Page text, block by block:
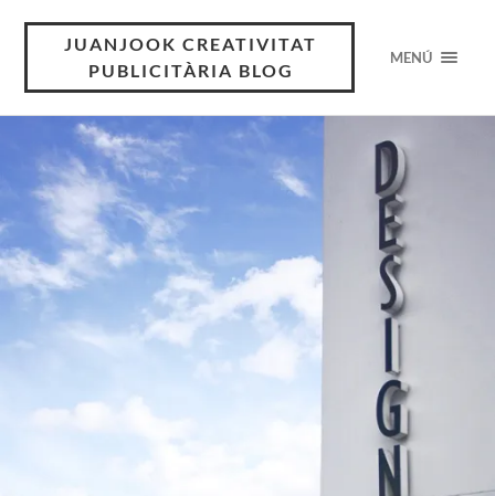
JUANJOOK CREATIVITAT
PUBLICITÀRIA BLOG
MENÚ